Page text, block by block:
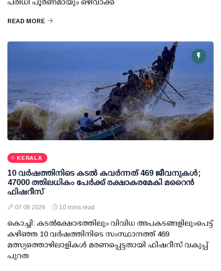
പരിധി പൂര്‍ണമായും ഒഴിവാക്ക
READ MORE
KERALA
10 വര്‍ഷത്തിനിടെ കടല്‍ കവര്‍ന്നത് 469 ജീവനുകള്‍;
47000 ത്തിലധികം പേര്‍ക്ക് രക്ഷാകരമേകി മറൈന്‍
ഫിഷറീസ്
07 08 2026 10 mins read
കൊച്ചി: കടല്‍ക്ഷോഭത്തിലും വിവിധ അപകടങ്ങളിലുംപെട്ട്
കഴിഞ്ഞ 10 വര്‍ഷത്തിനിടെ സംസ്ഥാനത്ത് 469
മത്സ്യത്തൊഴിലാളികള്‍ മരണപ്പെട്ടതായി ഫിഷറീസ് വകുപ്പ്
പുറത